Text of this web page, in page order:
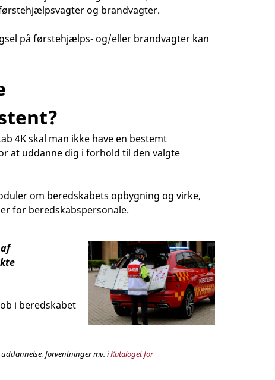
og brandvagter.
på førstehjælps- og/eller brandvagter kan
4K skal man ikke have en bestemt
at uddanne dig i forhold til den valgte
om beredskabets opbygning og virke,
for beredskabspersonale.
i beredskabet
forventninger mv. iKataloget for